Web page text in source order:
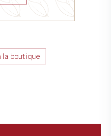
la boutique